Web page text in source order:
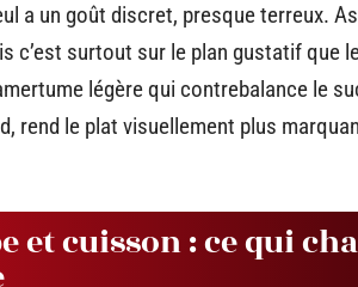
a un goût discret, presque terreux.
c’est surtout sur le plan gustatif que
légère qui contrebalance le
rend le plat visuellement plus
et cuisson : ce qui